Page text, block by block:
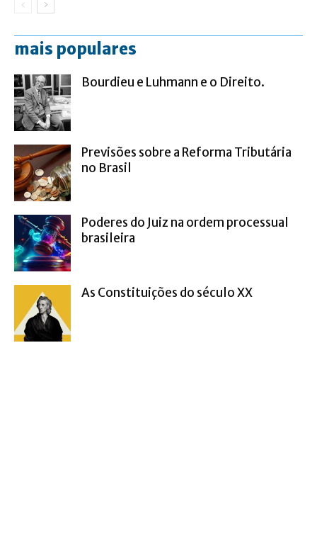
mais populares
Bourdieu e Luhmann e o Direito.
Previsões sobre a Reforma Tributária
no Brasil
Poderes do Juiz na ordem processual
brasileira
As Constituições do século XX